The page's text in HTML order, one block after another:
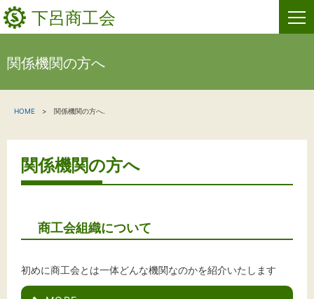
下呂商工会
関係機関の方へ
関係機関の方へ
HOME 関係機関の方へ.
関係機関の方へ
商工会組織について
初めに商工会とは一体どんな機関なのかを紹介いたします